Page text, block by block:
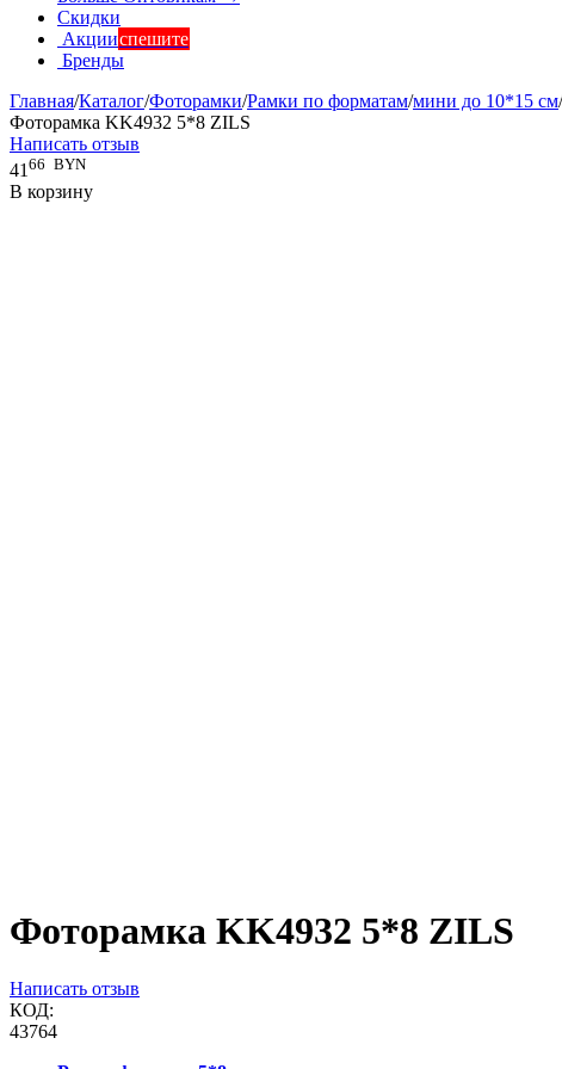
Скидки
Акцииспешите
Бренды
Главная/Каталог/Фоторамки/Рамки по форматам/мини до 10*15 см/
Фоторамка KK4932 5*8 ZILS
Написать отзыв
41 66 BYN
В корзину
Фоторамка KK4932 5*8 ZILS
Написать отзыв
КОД:
43764